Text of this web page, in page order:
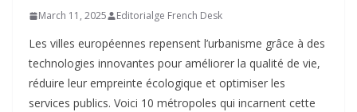
March 11, 2025 Editorialge French Desk
Les villes européennes repensent l’urbanisme grâce à des
technologies innovantes pour améliorer la qualité de vie,
réduire leur empreinte écologique et optimiser les
services publics. Voici 10 métropoles qui incarnent cette